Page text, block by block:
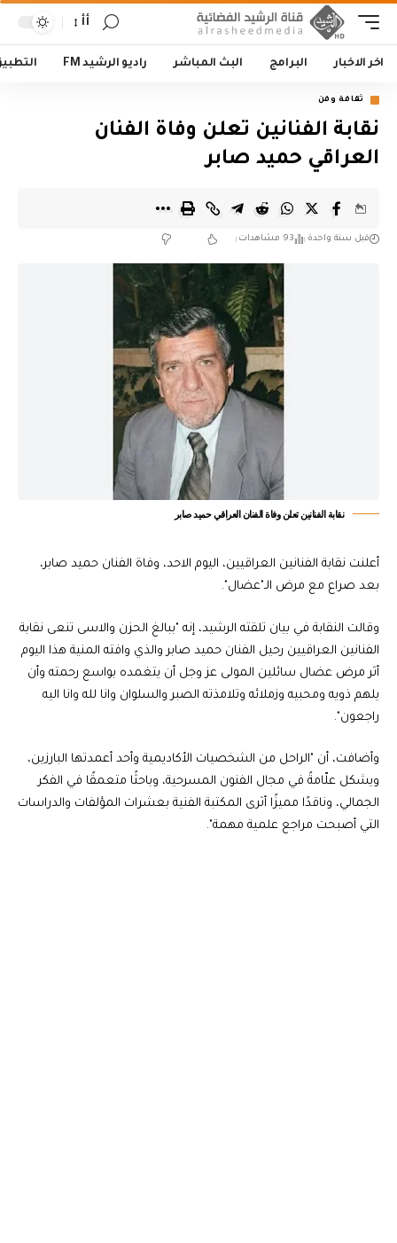
أأ
اخر الاخبار البرامج البث المباشر راديو الرشيد FM
ثقافة وفن
نقابة الفنانين تعلن وفاة الفنان
العراقي حميد صابر
قبل سنة واحدة 93 مشاهدات
نقابة الفنانين تعلن وفاة الفنان العراقي حميد صابر
أعلنت نقابة الفنانين العراقيين، اليوم الاحد، وفاة الفنان حميد صابر،
بعد صراع مع مرض الـ"عضال".
وقالت النقابة في بيان تلقته الرشيد، إنه "ببالغ الحزن والاسى تنعى نقابة
الفنانين العراقيين رحيل الفنان حميد صابر والذي وافته المنية هذا اليوم
أثر مرض عضال سائلين المولى عز وجل أن يتغمده بواسع رحمته وأن
يلهم ذويه ومحبيه وزملائه وتلامذته الصبر والسلوان وانا لله وانا اليه
راجعون".
وأضافت، أن "الراحل من الشخصيات الأكاديمية وأحد أعمدتها البارزين،
ويشكل علّامةً في مجال الفنون المسرحية، وباحثًا متعمقًا في الفكر
الجمالي، وناقدًا مميزًا أثرى المكتبة الفنية بعشرات المؤلفات والدراسات
التي أصبحت مراجع علمية مهمة".